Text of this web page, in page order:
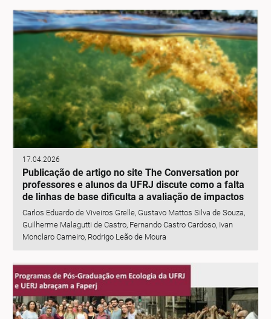
17.04.2026
Publicação de artigo no site The Conversation por
professores e alunos da UFRJ discute como a falta
de linhas de base dificulta a avaliação de impactos
Carlos Eduardo de Viveiros Grelle, Gustavo Mattos Silva de Souza,
Guilherme Malagutti de Castro, Fernando Castro Cardoso, Ivan
Monclaro Carneiro, Rodrigo Leão de Moura